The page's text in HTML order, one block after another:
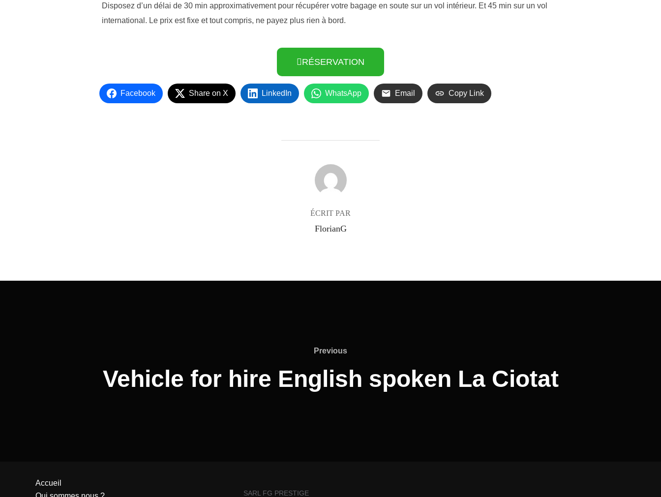
Disposez d’un délai de 30 min approximativement pour récupérer votre bagage en soute sur un vol intérieur. Et 45 min sur un vol
international. Le prix est fixe et tout compris, ne payez plus rien à bord.
RÉSERVATION
Facebook Share on X LinkedIn WhatsApp Email Copy Link
AUTEUR DE LA PUBLICATION
ÉCRIT PAR
FlorianG
Previous
Vehicle for hire English spoken La Ciotat
Accueil
SARL FG PRESTIGE